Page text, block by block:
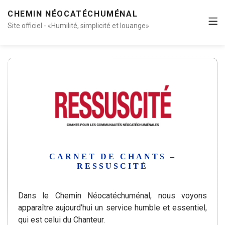
CHEMIN NÉOCATÉCHUMÉNAL
Site officiel - «Humilité, simplicité et louange»
CARNET DE CHANTS –
RESSUSCITÉ
Dans le Chemin Néocatéchuménal, nous voyons
apparaître aujourd’hui un service humble et essentiel,
qui est celui du Chanteur.